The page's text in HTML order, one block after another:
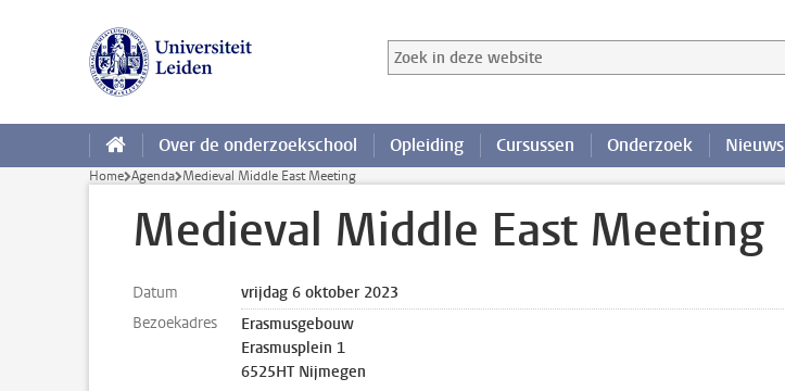
Zoek in deze website
Zoekterm
Over de onderzoekschool Opleiding Cursussen Onderzoek Nieuws
Home Agenda Medieval Middle East Meeting
Medieval Middle East Meeting
Datum
vrijdag 6 oktober 2023
Bezoekadres
Erasmusgebouw
Erasmusplein 1
6525HT Nijmegen